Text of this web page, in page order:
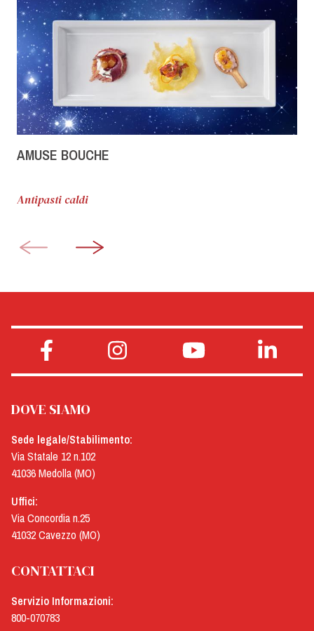
AMUSE BOUCHE
Antipasti caldi
DOVE SIAMO
Sede legale/Stabilimento:
Via Statale 12 n.102
41036 Medolla (MO)
Uffici:
Via Concordia n.25
41032 Cavezzo (MO)
CONTATTACI
Servizio Informazioni:
800-070783